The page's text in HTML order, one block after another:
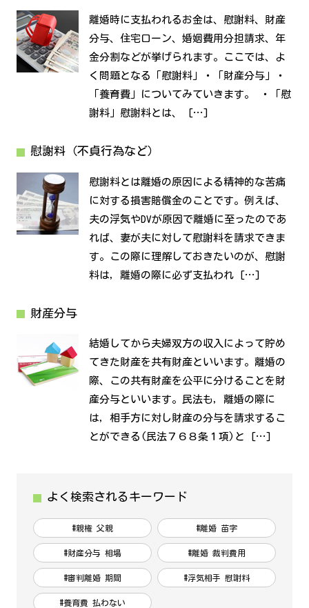
離婚時に支払われるお金は、慰謝料、財産
分与、住宅ローン、婚姻費用分担請求、年
金分割などが挙げられます。ここでは、よ
く問題となる「慰謝料」・「財産分与」・
「養育費」についてみていきます。 ・「慰
謝料」慰謝料とは、 […]
慰謝料（不貞行為など）
慰謝料とは離婚の原因による精神的な苦痛
に対する損害賠償金のことです。例えば、
夫の浮気やDVが原因で離婚に至ったのであ
れば、妻が夫に対して慰謝料を請求できま
す。この際に理解しておきたいのが、慰謝
料は，離婚の際に必ず支払われ […]
財産分与
結婚してから夫婦双方の収入によって貯め
てきた財産を共有財産といいます。離婚の
際、この共有財産を公平に分けることを財
産分与といいます。民法も，離婚の際に
は，相手方に対し財産の分与を請求するこ
とができる(民法７６８条１項)と […]
よく検索されるキーワード
#親権 父親 #離婚 苗字
#財産分与 相場 #離婚 裁判費用
#審判離婚 期間 #浮気相手 慰謝料
#養育費 払わない